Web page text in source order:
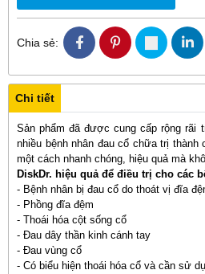
Chia sẻ:
Chi tiết
Sản phẩm đã được cung cấp rộng rãi
nhiều bệnh nhân đau cổ chữa trị
một cách nhanh chóng, hiệu quả mà
DiskDr. hiệu quả để điều trị cho các
- Bệnh nhân bị đau cổ do thoát vị đĩa
- Phồng đĩa đệm
- Thoái hóa cột sống cổ
- Đau dây thần kinh cánh tay
- Đau vùng cổ
- Có biểu hiện thoái hóa cổ và cần sử